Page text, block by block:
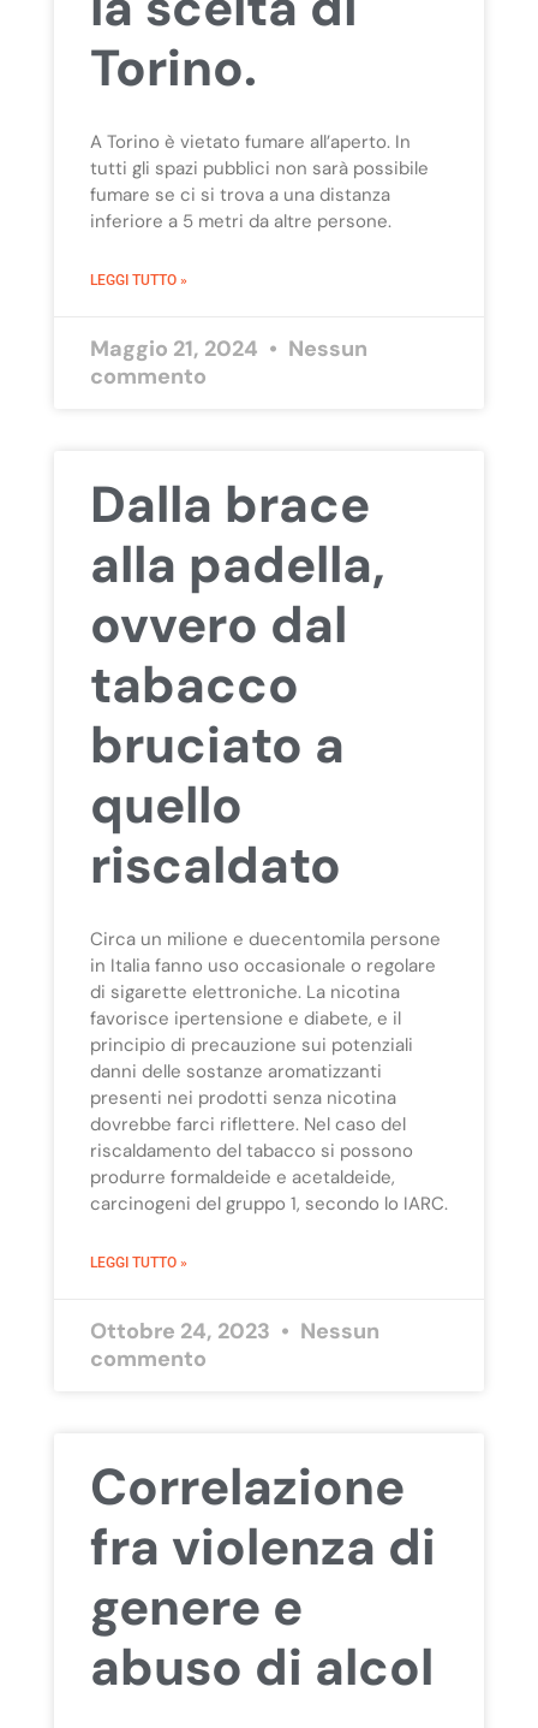
Torino.
A Torino è vietato fumare all’aperto. In
tutti gli spazi pubblici non sarà possibile
fumare se ci si trova a una distanza
inferiore a 5 metri da altre persone.
LEGGI TUTTO »
Maggio 21, 2024
Nessun
commento
Dalla brace
alla padella,
ovvero dal
tabacco
bruciato a
quello
riscaldato
Circa un milione e duecentomila persone
in Italia fanno uso occasionale o regolare
di sigarette elettroniche. La nicotina
favorisce ipertensione e diabete, e il
principio di precauzione sui potenziali
danni delle sostanze aromatizzanti
presenti nei prodotti senza nicotina
dovrebbe farci riflettere. Nel caso del
riscaldamento del tabacco si possono
produrre formaldeide e acetaldeide,
carcinogeni del gruppo 1, secondo lo IARC.
LEGGI TUTTO »
Ottobre 24, 2023
Nessun
commento
Correlazione
fra violenza di
genere e
abuso di alcol